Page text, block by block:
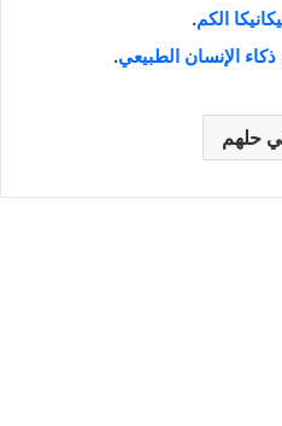
الكم.
الإنسان الطبيعي.